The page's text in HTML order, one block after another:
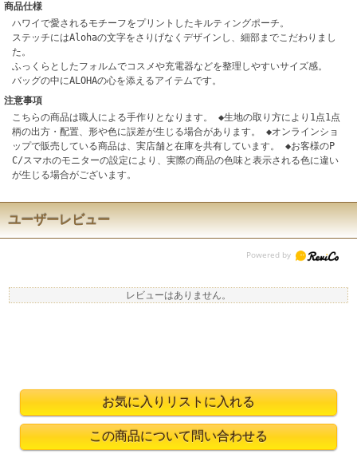
商品仕様
ハワイで愛されるモチーフをプリントしたキルティングポーチ。
ステッチにはAlohaの文字をさりげなくデザインし、細部までこだわりまし
た。
ふっくらとしたフォルムでコスメや充電器などを整理しやすいサイズ感。
バッグの中にALOHAの心を添えるアイテムです。
注意事項
こちらの商品は職人による手作りとなります。 ◆生地の取り方により1点1点
柄の出方・配置、形や色に誤差が生じる場合があります。 ◆オンラインショ
ップで販売している商品は、実店舗と在庫を共有しています。 ◆お客様のP
C/スマホのモニターの設定により、実際の商品の色味と表示される色に違い
が生じる場合がございます。
ユーザーレビュー
レビューはありません。